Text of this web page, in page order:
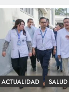
ACTUALIDAD SALUD